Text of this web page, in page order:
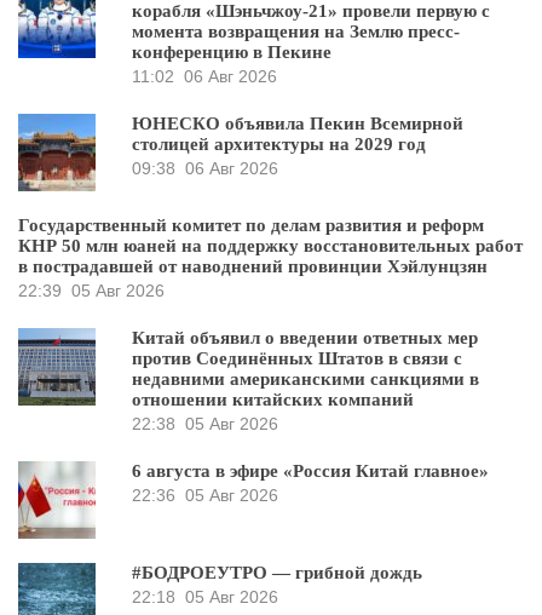
корабля «Шэньчжоу-21» провели первую с
момента возвращения на Землю пресс-
конференцию в Пекине
11:02 06 Авг 2026
ЮНЕСКО объявила Пекин Всемирной
столицей архитектуры на 2029 год
09:38 06 Авг 2026
Государственный комитет по делам развития и реформ
КНР 50 млн юаней на поддержку восстановительных работ
в пострадавшей от наводнений провинции Хэйлунцзян
22:39 05 Авг 2026
Китай объявил о введении ответных мер
против Соединённых Штатов в связи с
недавними американскими санкциями в
отношении китайских компаний
22:38 05 Авг 2026
6 августа в эфире «Россия Китай главное»
22:36 05 Авг 2026
#БОДРОЕУТРО — грибной дождь
22:18 05 Авг 2026